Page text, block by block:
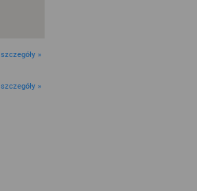
szczegóły »
szczegóły »